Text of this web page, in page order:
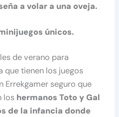
a volar a una oveja.
únicos.
de verano para
que tienen los juegos
Errekgamer seguro que
los hermanos Toto y Gal
de la infancia donde